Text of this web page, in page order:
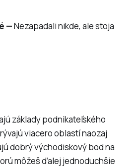
—Nezapadali nikde, ale stoja
základy podnikateľského
viacero oblastí naozaj
dobrý východiskový bod na
môžeš ďalej jednoduchšie